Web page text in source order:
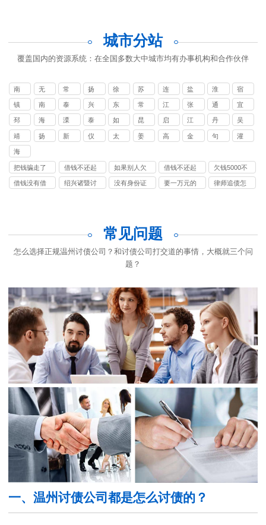
城市分站
覆盖国内的资源系统：在全国多数大中城市均有办事机构和合作伙伴
南
京
讨
债
公
司
无
锡
要
账
公
常
州
讨
债
公
扬
州
徐
州
苏
州
讨
债
公
连
云
港
盐
城
淮
安
宿
迁
镇
江
南
通
讨
债
司
泰
州
兴
化
东
台
常
熟
讨
债
司
江
阴
讨
债
司
张
家
港
讨
公
司
通
州
宜
兴
讨
债
司
邳
州
海
门
溧
阳
泰
兴
如
皋
昆
山
公
司
启
东
江
都
丹
阳
吴
江
靖
江
扬
新
仪
太
讨
债
公
姜
高
金
讨
债
公
句
灌
海
安
把钱骗走了
拉黑了怎么
借钱不还起
诉该打什么
如果别人欠
钱一直不还
借钱不还起
诉找律师
欠钱5000不
还可以报警
借钱没有借
绍兴诸暨讨
没有身份证
要一万元的
律师追债怎
常见问题
怎么选择正规温州讨债公司？和讨债公司打交道的事情，大概就三个问
题？
一、温州讨债公司都是怎么讨债的？